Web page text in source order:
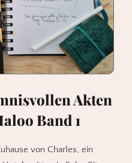
Akten
Band 1
von Charles, ein